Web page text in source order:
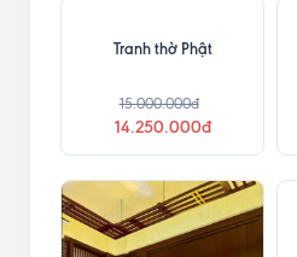
Tranh thờ Phật
15.000.000đ
14.250.000đ